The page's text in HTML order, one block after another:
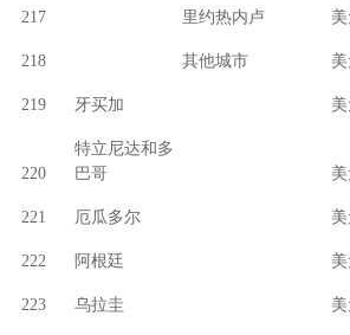
217 里约热内卢
218 其他城市
219 牙买加
220
特立尼达和多
巴哥
221 厄瓜多尔
222 阿根廷
223 乌拉圭